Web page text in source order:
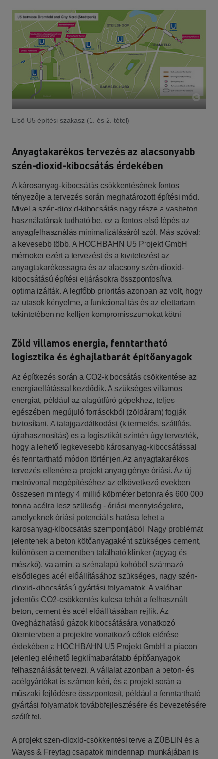
Első U5 építési szakasz (1. és 2. tétel)
Anyagtakarékos tervezés az alacsonyabb
szén-dioxid-kibocsátás érdekében
A károsanyag-kibocsátás csökkentésének fontos
tényezője a tervezés során meghatározott építési mód.
Mivel a szén-dioxid-kibocsátás nagy része a vasbeton
használatának tudható be, ez a fontos első lépés az
anyagfelhasználás minimalizálásáról szól. Más szóval:
a kevesebb több. A HOCHBAHN U5 Projekt GmbH
mérnökei ezért a tervezést és a kivitelezést az
anyagtakarékosságra és az alacsony szén-dioxid-
kibocsátású építési eljárásokra összpontosítva
optimalizálták. A legfőbb prioritás azonban az volt, hogy
az utasok kényelme, a funkcionalitás és az élettartam
tekintetében ne kelljen kompromisszumokat kötni.
Zöld villamos energia, fenntartható
logisztika és éghajlatbarát építőanyagok
Az építkezés során a CO2-kibocsátás csökkentése az
energiaellátással kezdődik. A szükséges villamos
energiát, például az alagútfúró gépekhez, teljes
egészében megújuló forrásokból (zöldáram) fogják
biztosítani. A talajgazdálkodást (kitermelés, szállítás,
újrahasznosítás) és a logisztikát szintén úgy tervezték,
hogy a lehető legkevesebb károsanyag-kibocsátással
és fenntartható módon történjen.Az anyagtakarékos
tervezés ellenére a projekt anyagigénye óriási. Az új
metróvonal megépítéséhez az elkövetkező években
összesen mintegy 4 millió köbméter betonra és 600 000
tonna acélra lesz szükség - óriási mennyiségekre,
amelyeknek óriási potenciális hatása lehet a
károsanyag-kibocsátás szempontjából. Nagy problémát
jelentenek a beton kötőanyagaként szükséges cement,
különösen a cementben található klinker (agyag és
mészkő), valamint a szénalapú kohóból származó
elsődleges acél előállításához szükséges, nagy szén-
dioxid-kibocsátású gyártási folyamatok. A valóban
jelentős CO2-csökkentés kulcsa tehát a felhasznált
beton, cement és acél előállításában rejlik. Az
üvegházhatású gázok kibocsátására vonatkozó
ütemtervben a projektre vonatkozó célok elérése
érdekében a HOCHBAHN U5 Projekt GmbH a piacon
jelenleg elérhető legklímabarátabb építőanyagok
felhasználását tervezi. A vállalat azonban a beton- és
acélgyártókat is számon kéri, és a projekt során a
műszaki fejlődésre összpontosít, például a fenntartható
gyártási folyamatok továbbfejlesztésére és bevezetésére
szólít fel.
A projekt szén-dioxid-csökkentési terve a ZÜBLIN és a
Wayss & Freytag csapatok mindennapi munkájában is